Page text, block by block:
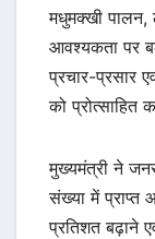
मधुमक्खी पालन,
आवश्यकता पर
प्रचार-प्रसार
को प्रोत्साहित
मुख्यमंत्री ने
संख्या में प्राप्त
प्रतिशत बढ़ाने